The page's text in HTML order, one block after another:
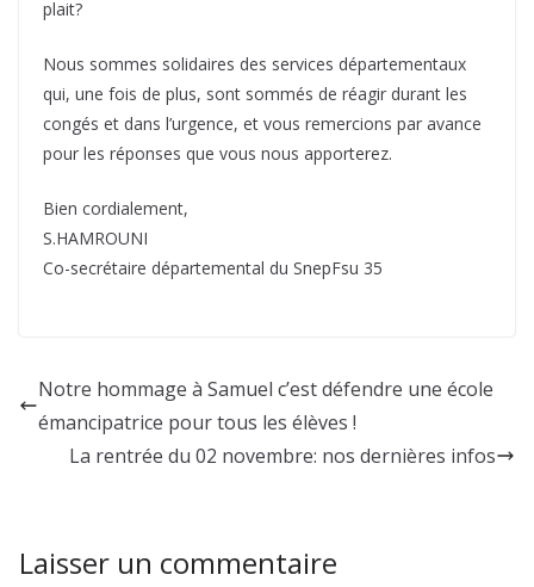
plait?
Nous sommes solidaires des services départementaux
qui, une fois de plus, sont sommés de réagir durant les
congés et dans l’urgence, et vous remercions par avance
pour les réponses que vous nous apporterez.
Bien cordialement,
S.HAMROUNI
Co-secrétaire départemental du SnepFsu 35
Notre hommage à Samuel c’est défendre une école
émancipatrice pour tous les élèves !
La rentrée du 02 novembre: nos dernières infos
Laisser un commentaire